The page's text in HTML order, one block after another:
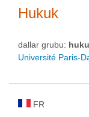
Hukuk
dallar grubu:
Université Paris-
FR